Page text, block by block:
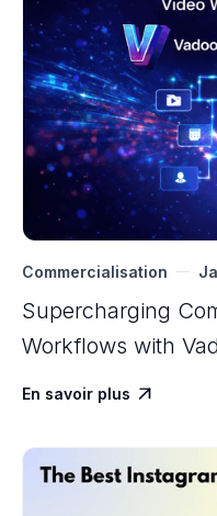
Commercialisation
Supercharging
Workflows with
En savoir plus 